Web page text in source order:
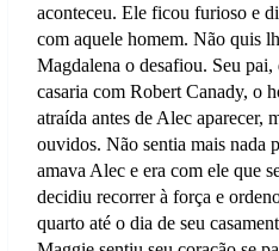
aconteceu. Ele ficou furioso e
com aquele homem. Não quis
Magdalena o desafiou. Seu pai,
casaria com Robert Canady, o
atraída antes de Alec aparecer,
ouvidos. Não sentia mais nada
amava Alec e era com ele que
decidiu recorrer à força e
quarto até o dia de seu